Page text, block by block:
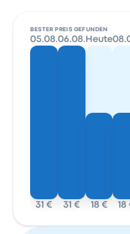
BESTER PREIS GEFUNDEN
05.08.
31 €
06.08.
31 €
Heute
18 € 18